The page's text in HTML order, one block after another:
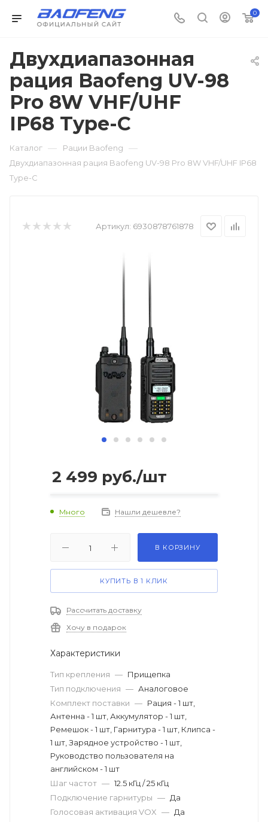
0
Двухдиапазонная
рация Baofeng UV-98
Pro 8W VHF/UHF
IP68 Type-C
Каталог — Рации Baofeng —
Двухдиапазонная рация Baofeng UV-98 Pro 8W VHF/UHF IP68
Type-C
Артикул: 6930878761878
2 499 руб./шт
Много Нашли дешевле?
В КОРЗИНУ
КУПИТЬ В 1 КЛИК
Рассчитать доставку
Хочу в подарок
Характеристики
Тип крепления — Прищепка
Тип подключения — Аналоговое
Комплект поставки — Рация - 1 шт,
Антенна - 1 шт, Аккумулятор - 1 шт,
Ремешок - 1 шт, Гарнитура - 1 шт, Клипса -
1 шт, Зарядное устройство - 1 шт,
Руководство пользователя на
английском - 1 шт
Шаг частот — 12.5 кГц / 25 кГц
Подключение гарнитуры — Да
Голосовая активация VOX — Да